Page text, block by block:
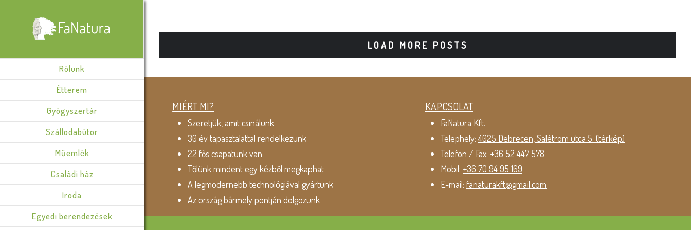
Rólunk
Étterem
Gyógyszertár
Szállodabútor
Műemlék
Családi ház
Iroda
Egyedi berendezések
LOAD MORE POSTS
MIÉRT MI?
Szeretjük, amit csinálunk
30 év tapasztalattal rendelkezünk
22 fős csapatunk van
Tőlünk mindent egy kézből megkaphat
A legmodernebb technológiával gyártunk
Az ország bármely pontján dolgozunk
KAPCSOLAT
FaNatura Kft.
Telephely:4025 Debrecen, Salétrom utca 5. (térkép)
Telefon / Fax: +36 52 447 578
Mobil: +36 70 94 95 169
E-mail: fanaturakft@gmail.com